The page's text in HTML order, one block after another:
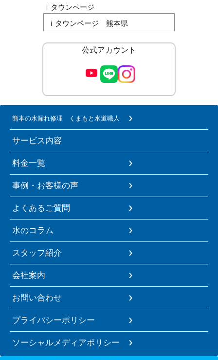
ｉタウンページ
ｉタウンページ 熊本県
公式アカウント
熊本の水漏れ修理 くまもと水道職人
サービス内容
料金一覧
事例・お客様の声
よくあるご質問
水のコラム
スタッフ紹介
会社案内
お問い合わせ
プライバシーポリシー
ソーシャルメディアポリシー